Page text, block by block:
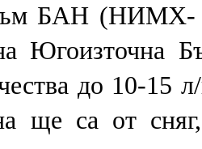
БАН (НИМХ-
Югоизточна
до 10-15
ще са от